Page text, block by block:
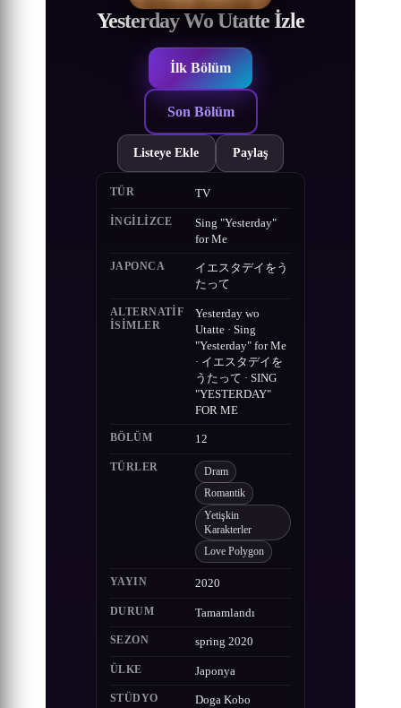
Yesterday Wo Utatte İzle
İlk Bölüm
Son Bölüm
Listeye Ekle Paylaş
TÜR TV
İNGILIZCE
Sing "Yesterday"
for Me
JAPONCA
イエスタデイをう
たって
ALTERNATIF
ISIMLER
Yesterday wo
Utatte · Sing
"Yesterday" for Me
· イエスタデイを
うたって · SING
"YESTERDAY"
FOR ME
BÖLÜM 12
TÜRLER Dram
Romantik
Yetişkin
Karakterler
Love Polygon
YAYIN 2020
DURUM Tamamlandı
SEZON spring 2020
ÜLKE Japonya
STÜDYO Doga Kobo